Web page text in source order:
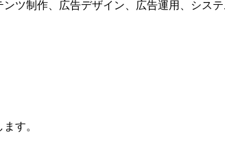
ツ制作、広告デザイン、広告運用、システ
す。